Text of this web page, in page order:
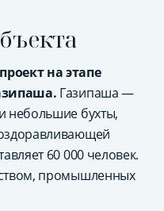
на этапе
Газипаша —
небольшие бухты,
60 000 человек.
промышленных